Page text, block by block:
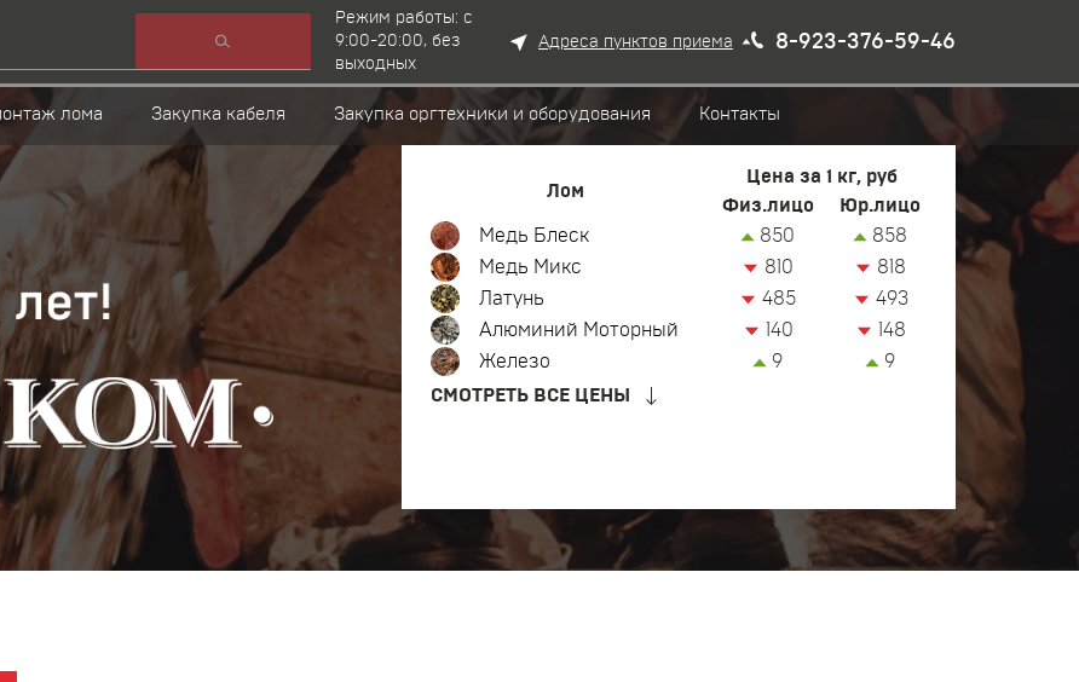
Режим работы: с
9:00-20:00, без
выходных
Адреса пунктов приема 8-923-376-59-46
лома Закупка кабеля Закупка оргтехники и оборудования Контакты
Лом
Цена за 1 кг, руб
Физ.лицо
Юр.лицо
Медь Блеск
850
858
Медь Микс
810
818
Латунь
485
493
Алюминий Моторный
140
148
Железо
9
9
СМОТРЕТЬ ВСЕ ЦЕНЫ